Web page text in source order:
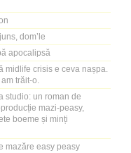
dom’le
apocalipsă
midlife crisis e ceva nașpa.
trăit-o.
studio: un roman de
mazi-peasy,
boeme și minți
mazăre easy peasy